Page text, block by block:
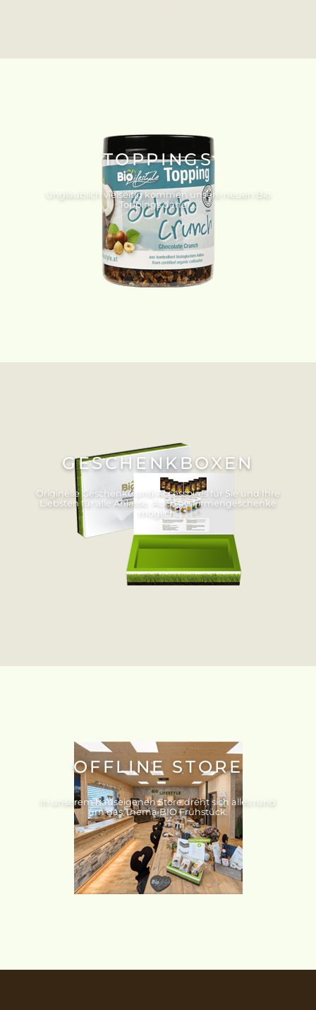
TOPPINGS
Unglaublich vielseitig kommen unsere neuen Bio
Toppings daher...
GESCHENKBOXEN
Originelle Geschenke und Accessoires für Sie und Ihre
Liebsten für alle Anlässe. Auch als Firmengeschenke
möglich.
OFFLINE STORE
In unserem hauseigenen Store dreht sich alles rund
um das Thema BIO Frühstück.